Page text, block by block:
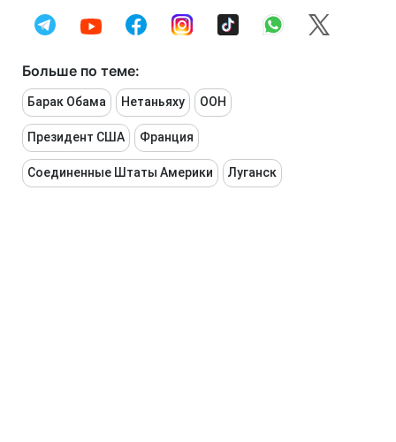
Больше по теме:
Барак Обама Нетаньяху ООН
Президент США Франция
Соединенные Штаты Америки Луганск